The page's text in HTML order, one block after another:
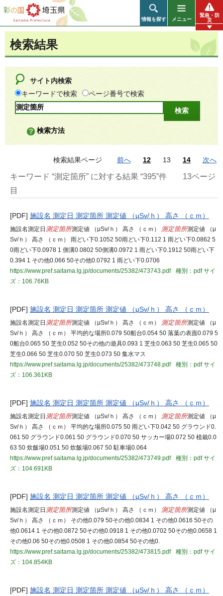
彩の国 埼玉県
情報を探す メニュー
緊急・防
災
検索結果
サイト内検索
キーワードで検索
ページ番号で検索
検索方法
検索結果ページ 前へ 12 13 14 次へ
キーワード “測定箇所” に対する結果 “395”件
13ページ
目
[PDF] 施設名 測定日 測定箇所 測定値 （μSv/ｈ） 高さ （ｃｍ）
施設名測定日 測定箇所測定値 （μSv/ｈ） 高さ （ｃｍ） 測定箇所測定値 （μ
Sv/ｈ） 高さ （ｃｍ） 雨どい下0.1052 50雨どい下0.112 1 雨どい下0.0862 5
0雨どい下0.0978 1 側溝0.0802 50側溝0.0972 1 雨どい下0.1912 50雨どい下
0.394 1 その他0.066 50その他0.0792 1 雨どい下0.0706
https://www.pref.saitama.lg.jp/documents/25382/473743.pdf
種別：pdfサイ
ズ：106.76KB
[PDF] 施設名 測定日 測定箇所 測定値 （μSv/ｈ） 高さ （ｃｍ）
施設名測定日 測定箇所測定値 （μSv/ｈ） 高さ （ｃｍ） 測定箇所測定値 （μ
Sv/ｈ） 高さ （ｃｍ） 平均的な場所0.079 50船台0.054 50 落葉の表面0.079 5
0船台0.065 50 芝生0.052 50その他の遊具0.093 1 芝生0.063 50 芝生0.065 50
芝生0.066 50 芝生0.070 50 芝生0.073 50 集水マス
https://www.pref.saitama.lg.jp/documents/25382/473748.pdf
種別：pdfサイ
ズ：106.361KB
[PDF] 施設名 測定日 測定箇所 測定値 （μSv/ｈ） 高さ （ｃｍ）
施設名測定日 測定箇所測定値 （μSv/ｈ） 高さ （ｃｍ） 測定箇所測定値 （μ
Sv/ｈ） 高さ （ｃｍ） 平均的な場所0.075 50 雨どい下0.042 50 グラウンド0.
061 50 グラウンド0.061 50 グラウンド0.070 50 サッカー場0.072 50 植栽0.0
63 50 炊飯場0.051 50 炊飯場0.067 50 駐車場0.064
https://www.pref.saitama.lg.jp/documents/25382/473749.pdf
種別：pdfサイ
ズ：104.691KB
[PDF] 施設名 測定日 測定箇所 測定値 （μSv/ｈ） 高さ （ｃｍ）
施設名測定日 測定箇所測定値 （μSv/ｈ） 高さ （ｃｍ） 測定箇所測定値 （μ
Sv/ｈ） 高さ （ｃｍ） その他0.079 50その他0.0834 1 その他0.0616 50その
他0.0614 1 その他0.0872 50その他0.0918 1 その他0.0702 50その他0.0658 1
その他0.06 50その他0.0508 1 その他0.0854 50その他0.
https://www.pref.saitama.lg.jp/documents/25382/473815.pdf
種別：pdfサイ
ズ：104.854KB
[PDF] 施設名 測定日 測定箇所 測定値 （μSv/ｈ） 高さ （ｃｍ）